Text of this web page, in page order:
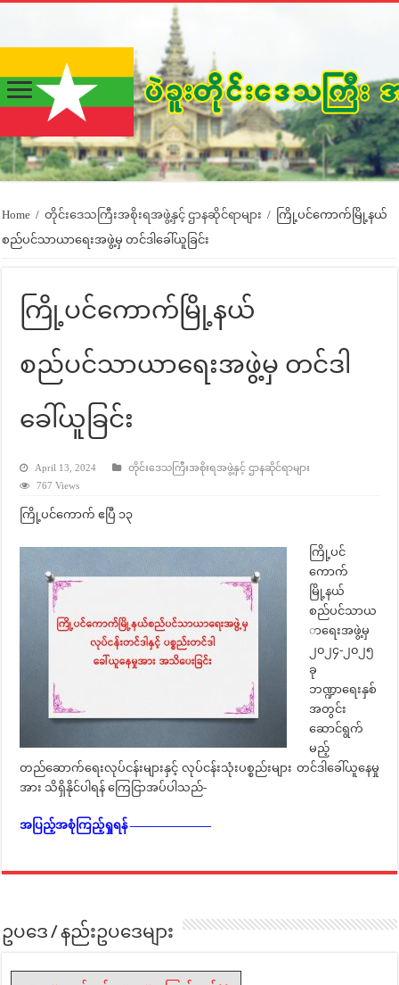
Home / တိုင်းဒေသကြီးအစိုးရအဖွဲ့နှင့် ဌာနဆိုင်ရာများ / ကြို့ပင်ကောက်မြို့နယ်
စည်ပင်သာယာရေးအဖွဲ့မှ တင်ဒါခေါ်ယူခြင်း
ကြို့ပင်ကောက်မြို့နယ်
စည်ပင်သာယာရေးအဖွဲ့မှ တင်ဒါ
ခေါ်ယူခြင်း
April 13, 2024
တိုင်းဒေသကြီးအစိုးရအဖွဲ့နှင့် ဌာနဆိုင်ရာများ
767 Views
ကြို့ပင်ကောက် ဧပြီ ၁၃
ကြို့ပင်
ကောက်
မြို့နယ်
စည်ပင်သာယ
ာရေးအဖွဲ့မှ
၂၀၂၄-၂၀၂၅
ခု
ဘဏ္ဍာရေးနှစ်
အတွင်း
ဆောင်ရွက်
မည့်
တည်ဆောက်ရေးလုပ်ငန်းများနှင့် လုပ်ငန်းသုံးပစ္စည်းများ တင်ဒါခေါ်ယူနေမှု
အား သိရှိနိုင်ပါရန် ကြေငြာအပ်ပါသည်-
အပြည့်အစုံကြည့်ရှုရန် ———————
ဥပဒေ / နည်းဥပဒေများ